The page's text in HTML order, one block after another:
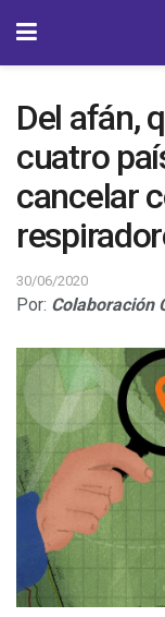
Del afán,
cuatro
cancelar
30/06/2020
Por: Colaboración